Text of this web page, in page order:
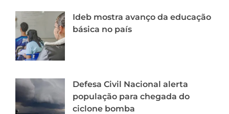
Ideb mostra avanço da educação
básica no país
Defesa Civil Nacional alerta
população para chegada do
ciclone bomba